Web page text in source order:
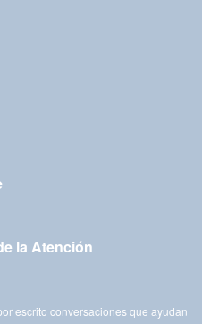
la Atención
escrito conversaciones que ayudan